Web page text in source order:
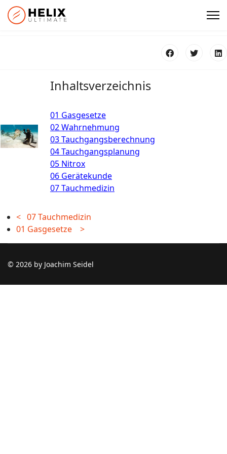
Inhaltsverzeichnis
01 Gasgesetze
02 Wahrnehmung
03 Tauchgangsberechnung
04 Tauchgangsplanung
05 Nitrox
06 Gerätekunde
07 Tauchmedizin
< 07 Tauchmedizin
01 Gasgesetze >
© 2026 by Joachim Seidel